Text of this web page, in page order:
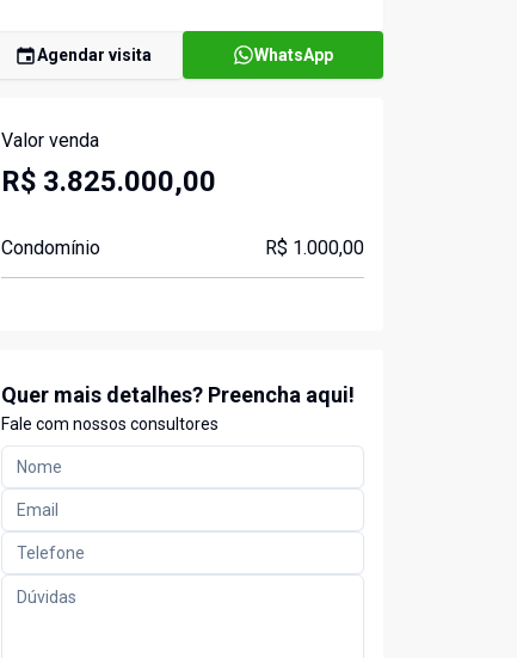
Agendar visita WhatsApp
Valor venda
R$ 3.825.000,00
Condomínio R$ 1.000,00
Quer mais detalhes? Preencha aqui!
Fale com nossos consultores